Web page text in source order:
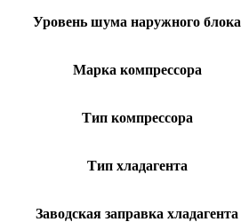
Уровень шума наружного блока
Марка компрессора
Тип компрессора
Тип хладагента
Заводская заправка хладагента